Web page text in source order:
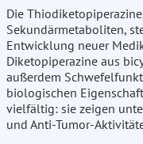
Die
Sekundärmetaboliten,
Entwicklung neuer
Diketopiperazine aus
außerdem
biologischen
vielfältig: sie zeigen
und Anti-Tumor-